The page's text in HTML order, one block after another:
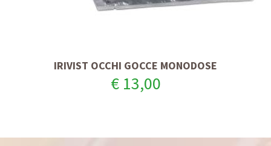
IRIVIST OCCHI GOCCE MONODOSE
€ 13,00